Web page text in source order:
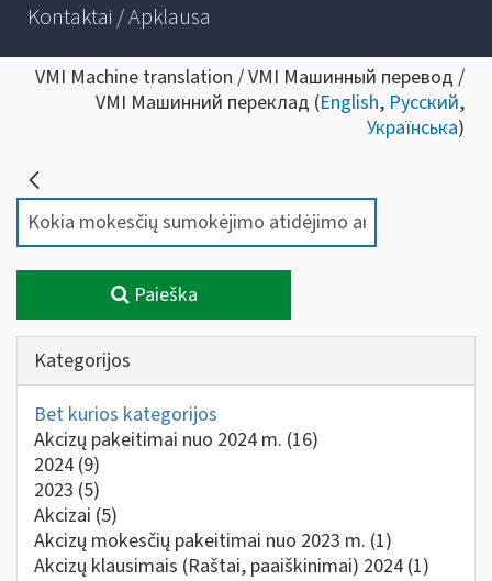
Kontaktai / Apklausa
VMI Machine translation / VMI Машинный перевод /
VMI Машинний переклад (English, Русский,
Українська)
Paieška
Kategorijos
Bet kurios kategorijos
Akcizų pakeitimai nuo 2024 m. (16)
2024 (9)
2023 (5)
Akcizai (5)
Akcizų mokesčių pakeitimai nuo 2023 m. (1)
Akcizų klausimais (Raštai, paaiškinimai) 2024 (1)